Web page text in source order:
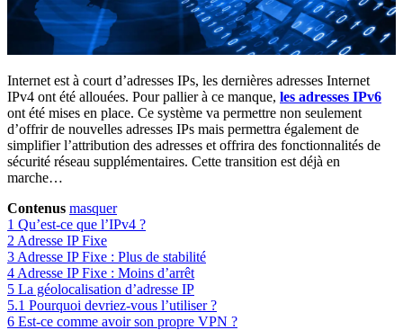
Internet est à court d’adresses IPs, les dernières adresses Internet
IPv4 ont été allouées. Pour pallier à ce manque, les adresses IPv6
ont été mises en place. Ce système va permettre non seulement
d’offrir de nouvelles adresses IPs mais permettra également de
simplifier l’attribution des adresses et offrira des fonctionnalités de
sécurité réseau supplémentaires. Cette transition est déjà en
marche…
Contenus masquer
1 Qu’est-ce que l’IPv4 ?
2 Adresse IP Fixe
3 Adresse IP Fixe : Plus de stabilité
4 Adresse IP Fixe : Moins d’arrêt
5 La géolocalisation d’adresse IP
5.1 Pourquoi devriez-vous l’utiliser ?
6 Est-ce comme avoir son propre VPN ?